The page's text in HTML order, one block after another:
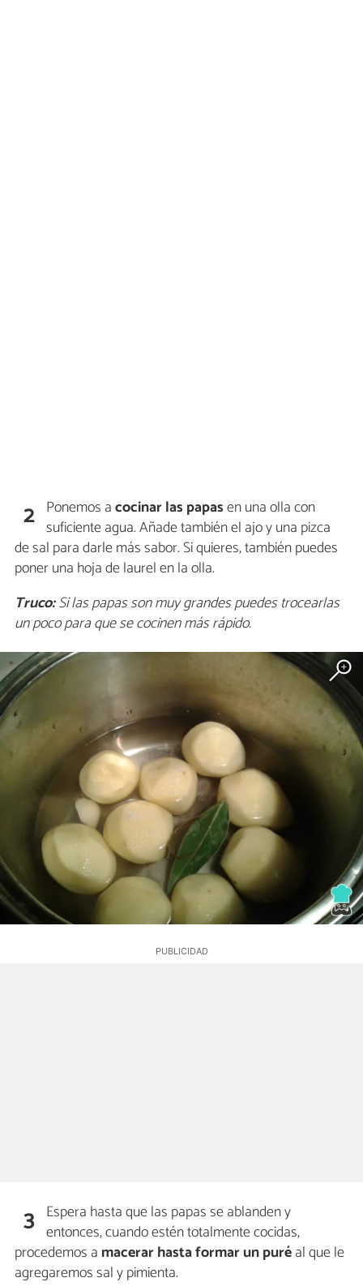
2 Ponemos acocinar las papasen una olla con
suficiente agua. Añade también el ajo y una pizca
de sal para darle más sabor. Si quieres, también puedes
poner una hoja de laurel en la olla.
Truco:Si las papas son muy grandes puedes trocearlas
un poco para que se cocinen más rápido.
3 Espera hasta que las papas se ablanden y
entonces, cuando estén totalmente cocidas,
procedemos a macerar hasta formar un puréal que le
agregaremos sal y pimienta.